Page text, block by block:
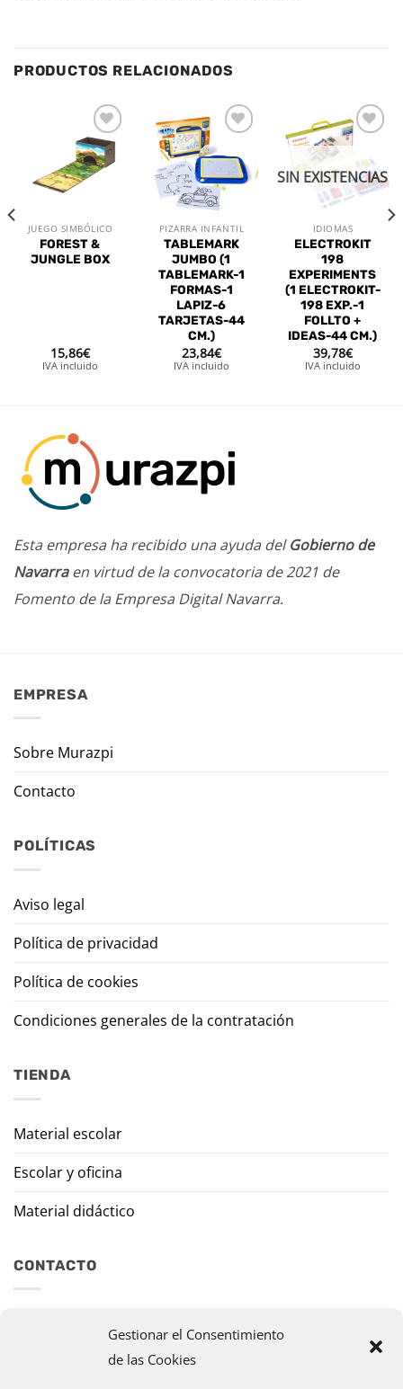
Gestionar el Consentimiento
de las Cookies
PRODUCTOS RELACIONADOS
Añadir
a la
lista de
deseos
JUEGO SIMBÓLICO
FOREST &
JUNGLE BOX
15,86€
IVA incluido
Añadir
a la
lista de
deseos
PIZARRA INFANTIL
TABLEMARK
JUMBO (1
TABLEMARK-1
FORMAS-1
LAPIZ-6
TARJETAS-44
CM.)
23,84€
IVA incluido
Añadir
a la
lista de
deseos
SIN EXISTENCIAS
IDIOMAS
ELECTROKIT
198
EXPERIMENTS
(1 ELECTROKIT-
198 EXP.-1
FOLLTO +
IDEAS-44 CM.)
39,78€
IVA incluido
Esta empresa ha recibido una ayuda delGobierno de
Navarraen virtud de la convocatoria de 2021 de
Fomento de la Empresa Digital Navarra.
EMPRESA
Sobre Murazpi
Contacto
POLÍTICAS
Aviso legal
Política de privacidad
Política de cookies
Condiciones generales de la contratación
TIENDA
Material escolar
Escolar y oficina
Material didáctico
CONTACTO
murazpi@murazpi.com